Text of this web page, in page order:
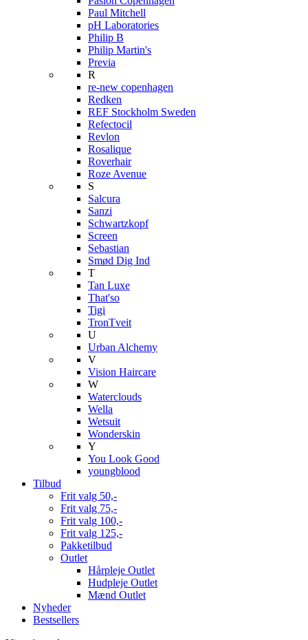
Paul Mitchell
pH Laboratories
Philip B
Philip Martin's
Previa
R
re-new copenhagen
Redken
REF Stockholm Sweden
Refectocil
Revlon
Rosalique
Roverhair
Roze Avenue
S
Salcura
Sanzi
Schwartzkopf
Screen
Sebastian
Smød Dig Ind
T
Tan Luxe
That'so
Tigi
TronTveit
U
Urban Alchemy
V
Vision Haircare
W
Waterclouds
Wella
Wetsuit
Wonderskin
Y
You Look Good
youngblood
Tilbud
Frit valg 50,-
Frit valg 75,-
Frit valg 100,-
Frit valg 125,-
Pakketilbud
Outlet
Hårpleje Outlet
Hudpleje Outlet
Mænd Outlet
Nyheder
Bestsellers